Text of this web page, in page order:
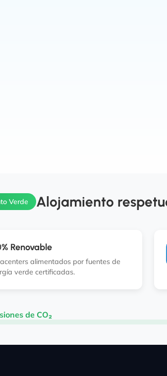
Verde Alojamiento
Renovable
alimentados por fuentes de
verde certificadas.
de CO₂